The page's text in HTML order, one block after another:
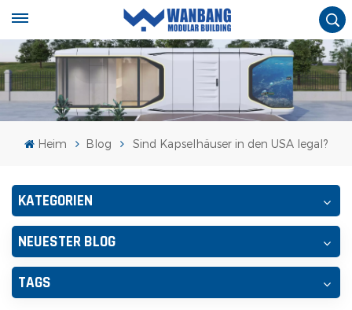
Heim Blog Sind Kapselhäuser in den USA legal?
KATEGORIEN
NEUESTER BLOG
TAGS